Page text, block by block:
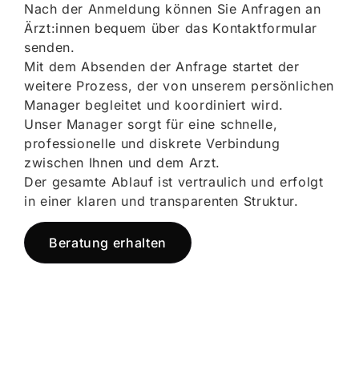
Nach der Anmeldung können Sie Anfragen an
Ärzt:innen bequem über das Kontaktformular
senden.
Mit dem Absenden der Anfrage startet der
weitere Prozess, der von unserem persönlichen
Manager begleitet und koordiniert wird.
Unser Manager sorgt für eine schnelle,
professionelle und diskrete Verbindung
zwischen Ihnen und dem Arzt.
Der gesamte Ablauf ist vertraulich und erfolgt
in einer klaren und transparenten Struktur.
Beratung erhalten